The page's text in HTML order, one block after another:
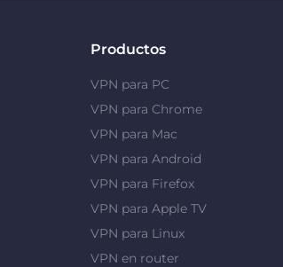
Productos
VPN para PC
VPN para Chrome
VPN para Mac
VPN para Android
VPN para Firefox
VPN para Apple TV
VPN para Linux
VPN en router